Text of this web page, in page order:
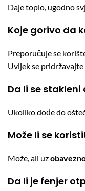
Daje toplo, ugodno
Koje gorivo da
Preporučuje se
Uvijek se
Da li se
Ukoliko dođe do
Može li se
Može, ali uz
Da li je fenjer